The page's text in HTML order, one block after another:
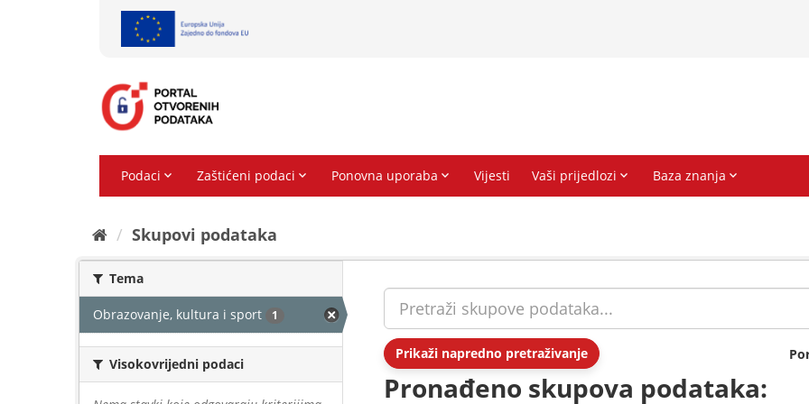
Skupovi podаtаkа
Tema
Obrazovanje, kultura i sport 1
Visokovrijedni podaci
Prikaži napredno pretraživanje
Pronađeno skupova podataka: